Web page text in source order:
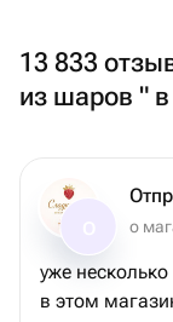
13 833
из шаров "
о
уже
в этом